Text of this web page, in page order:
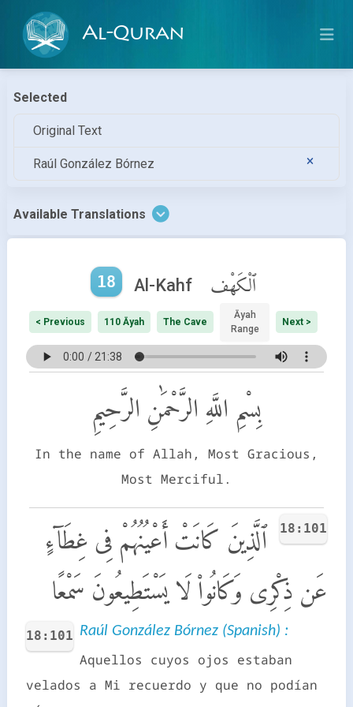
Al-Quran
Selected
Original Text
Raúl González Bórnez
Available Translations
18 Al-Kahf ٱلْكَهْف
< Previous 110 Āyah The Cave
Āyah
Range
Next >
بِسْمِ اللَّهِ الرَّحْمَٰنِ الرَّحِيمِ
In the name of Allah, Most Gracious,
Most Merciful.
18:101
ٱلَّذِينَ كَانَتْ أَعْيُنُهُمْ فِى غِطَآءٍ
عَن ذِكْرِى وَكَانُوا۟ لَا يَسْتَطِيعُونَ سَمْعًا
18:101 Raúl González Bórnez (Spanish) :
Aquellos cuyos ojos estaban
velados a Mi recuerdo y que no podían